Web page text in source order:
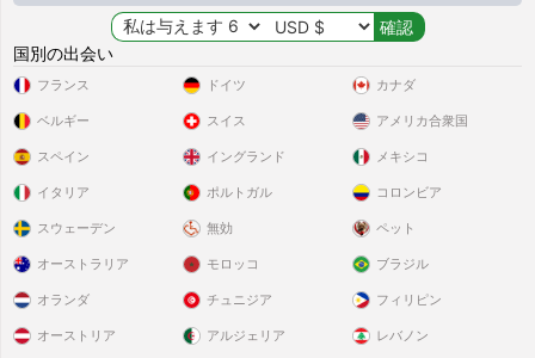
国別の出会い
フランス
ベルギー
スペイン
イタリア
スウェーデン
ドイツ
スイス
イングランド
ポルトガル
無効
カナダ
アメリカ合衆国
メキシコ
コロンビア
ペット
オーストラリア
オランダ
オーストリア
モロッコ
チュニジア
アルジェリア
ブラジル
フィリピン
レバノン